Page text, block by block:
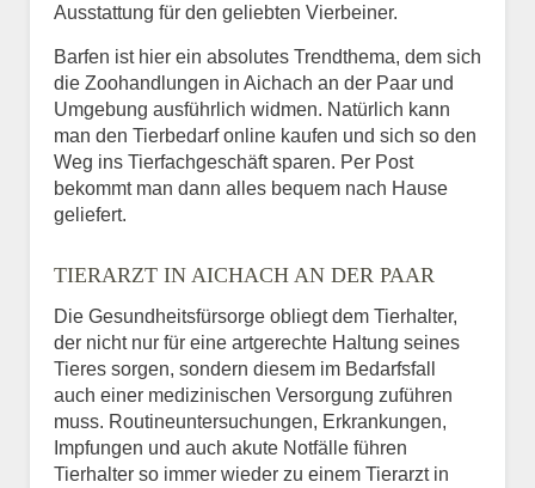
Ausstattung für den geliebten Vierbeiner.
Barfen ist hier ein absolutes Trendthema, dem sich
die Zoohandlungen in Aichach an der Paar und
Umgebung ausführlich widmen. Natürlich kann
man den Tierbedarf online kaufen und sich so den
Weg ins Tierfachgeschäft sparen. Per Post
bekommt man dann alles bequem nach Hause
geliefert.
TIERARZT IN AICHACH AN DER PAAR
Die Gesundheitsfürsorge obliegt dem Tierhalter,
der nicht nur für eine artgerechte Haltung seines
Tieres sorgen, sondern diesem im Bedarfsfall
auch einer medizinischen Versorgung zuführen
muss. Routineuntersuchungen, Erkrankungen,
Impfungen und auch akute Notfälle führen
Tierhalter so immer wieder zu einem Tierarzt in